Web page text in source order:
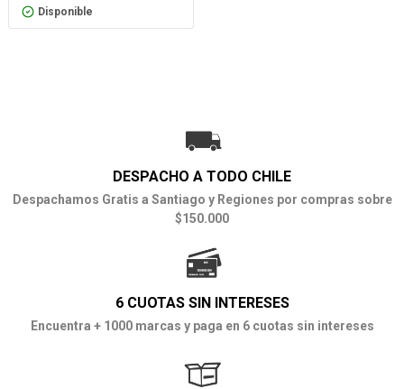
Disponible
DESPACHO A TODO CHILE
Despachamos Gratis a Santiago y Regiones por compras sobre
$150.000
6 CUOTAS SIN INTERESES
Encuentra + 1000 marcas y paga en 6 cuotas sin intereses